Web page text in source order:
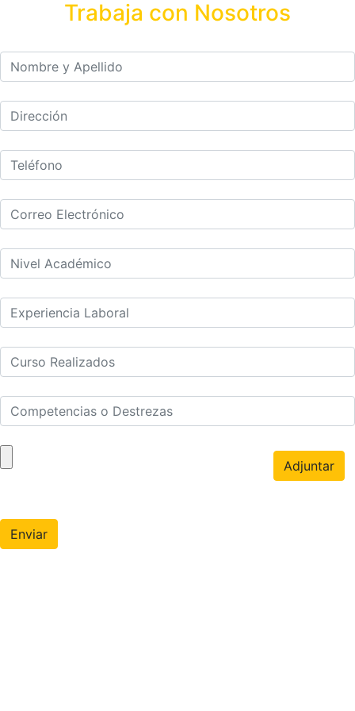
Trabaja con Nosotros